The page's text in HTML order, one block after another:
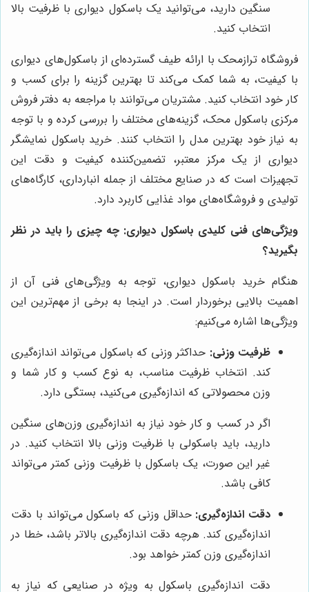
سنگین دارید، می‌توانید یک باسکول دیواری با ظرفیت بالا
انتخاب کنید.
فروشگاه ترازمحک با ارائه طیف گسترده‌ای از باسکول‌های دیواری
با کیفیت، به شما کمک می‌کند تا بهترین گزینه را برای کسب و
کار خود انتخاب کنید. مشتریان می‌توانند با مراجعه به دفتر فروش
مرکزی باسکول محک، گزینه‌های مختلف را بررسی کرده و با توجه
به نیاز خود بهترین مدل را انتخاب کنند. خرید باسکول نمایشگر
دیواری از یک مرکز معتبر، تضمین‌کننده کیفیت و دقت این
تجهیزات است که در صنایع مختلف از جمله انبارداری، کارگاه‌های
تولیدی و فروشگاه‌های مواد غذایی کاربرد دارد.
ویژگی‌های فنی کلیدی باسکول دیواری: چه چیزی را باید در نظر
بگیرید؟
هنگام خرید باسکول دیواری، توجه به ویژگی‌های فنی آن از
اهمیت بالایی برخوردار است. در اینجا به برخی از مهم‌ترین این
ویژگی‌ها اشاره می‌کنیم:
ظرفیت وزنی: حداکثر وزنی که باسکول می‌تواند اندازه‌گیری
کند. انتخاب ظرفیت مناسب، به نوع کسب و کار شما و
وزن محصولاتی که اندازه‌گیری می‌کنید، بستگی دارد.
اگر در کسب و کار خود نیاز به اندازه‌گیری وزن‌های سنگین
دارید، باید باسکولی با ظرفیت وزنی بالا انتخاب کنید. در
غیر این صورت، یک باسکول با ظرفیت وزنی کمتر می‌تواند
کافی باشد.
دقت اندازه‌گیری: حداقل وزنی که باسکول می‌تواند با دقت
اندازه‌گیری کند. هرچه دقت اندازه‌گیری بالاتر باشد، خطا در
اندازه‌گیری وزن کمتر خواهد بود.
دقت اندازه‌گیری باسکول به ویژه در صنایعی که نیاز به